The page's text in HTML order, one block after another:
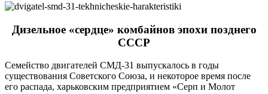
Дизельное «сердце» комбайнов эпохи позднего
СССР
Семейство двигателей СМД-31 выпускалось в годы
существования Советского Союза, и некоторое время после
его распада, харьковским предприятием «Серп и Молот